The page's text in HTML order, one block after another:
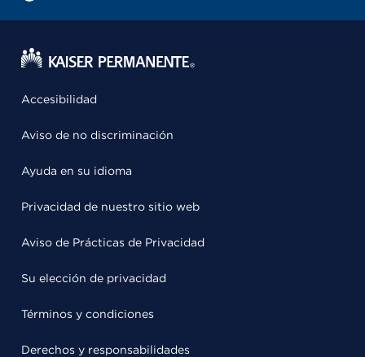
Accesibilidad
Aviso de no discriminación
Ayuda en su idioma
Privacidad de nuestro sitio web
Aviso de Prácticas de Privacidad
Su elección de privacidad
Términos y condiciones
Derechos y responsabilidades